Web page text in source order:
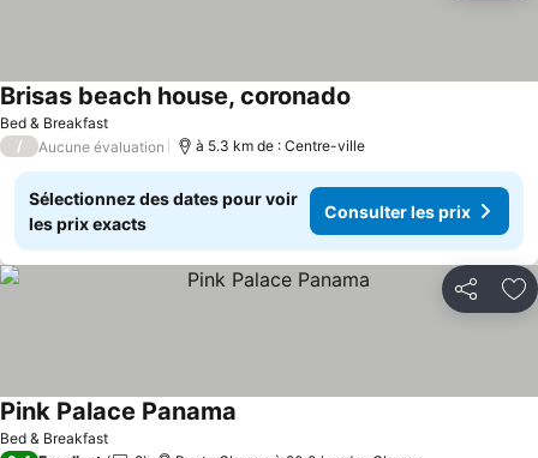
Bed & Breakfast
Brisas beach house, coronado
/ Aucune évaluation à 5.3 km de : Centre-ville
Sélectionnez des dates pour voir
les prix exacts
Consulter les prix
Partager
Bed & Breakfast
Pink Palace Panama